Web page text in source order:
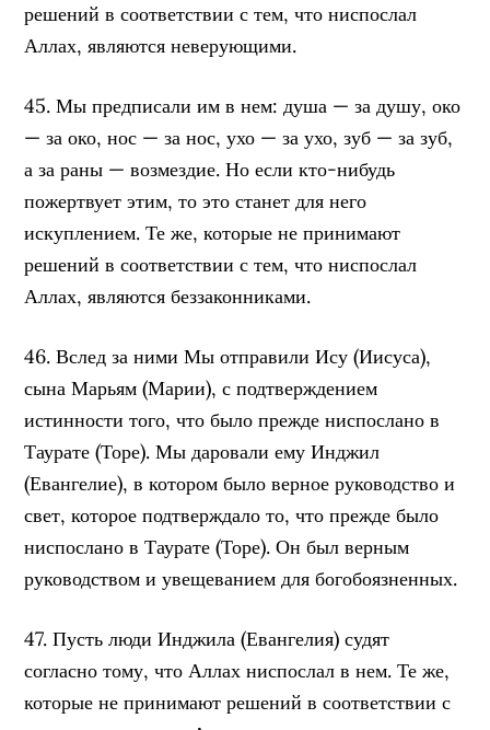
решений в соответствии с тем, что ниспослал
Аллах, являются неверующими.
45. Мы предписали им в нем: душа — за душу, око
— за око, нос — за нос, ухо — за ухо, зуб — за зуб,
а за раны — возмездие. Но если кто-нибудь
пожертвует этим, то это станет для него
искуплением. Те же, которые не принимают
решений в соответствии с тем, что ниспослал
Аллах, являются беззаконниками.
46. Вслед за ними Мы отправили Ису (Иисуса),
сына Марьям (Марии), с подтверждением
истинности того, что было прежде ниспослано в
Таурате (Торе). Мы даровали ему Инджил
(Евангелие), в котором было верное руководство и
свет, которое подтверждало то, что прежде было
ниспослано в Таурате (Торе). Он был верным
руководством и увещеванием для богобоязненных.
47. Пусть люди Инджила (Евангелия) судят
согласно тому, что Аллах ниспослал в нем. Те же,
которые не принимают решений в соответствии с